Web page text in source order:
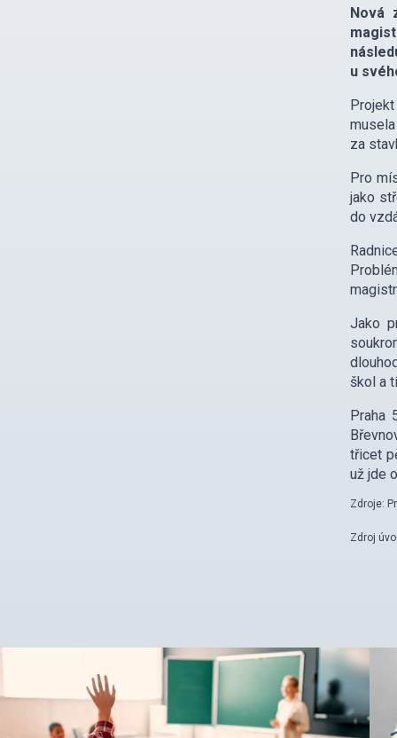
Nová
u
za
Pro
jako
do
Jako
škol a
Praha
třicet
už jde
Zdroje:
Zdroj